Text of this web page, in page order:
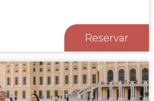
Reservar